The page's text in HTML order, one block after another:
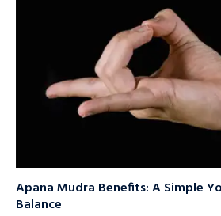
Apana Mudra Benefits: A Simple
Balance